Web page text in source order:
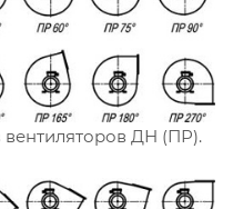
вентиляторов ДН (ПР).